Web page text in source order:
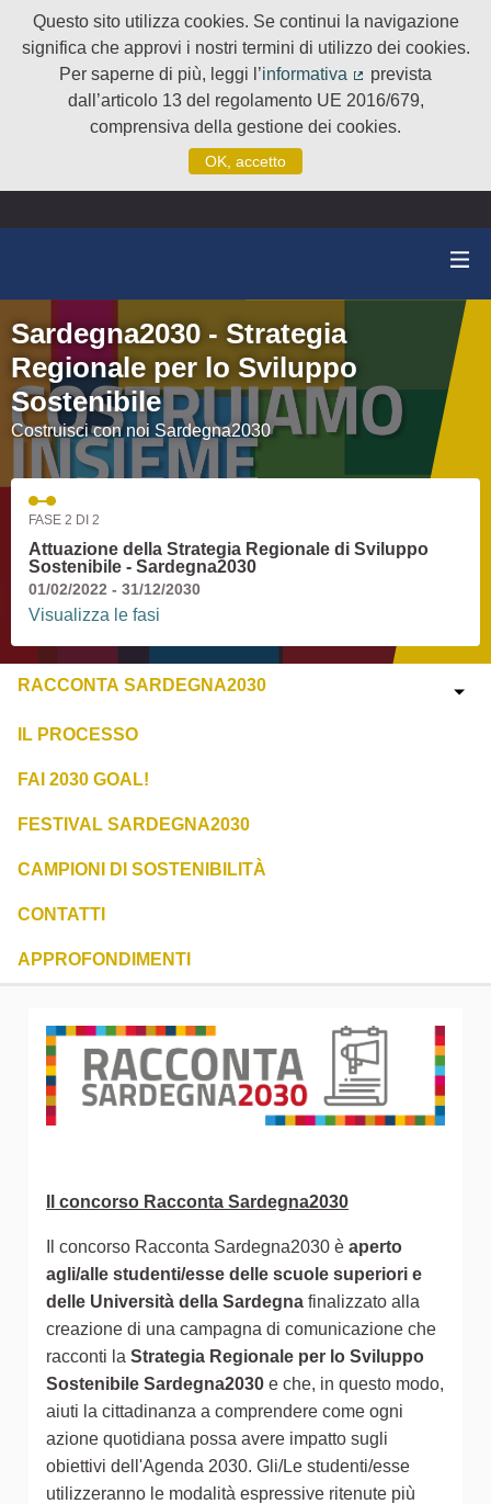
Questo sito utilizza cookies. Se continui la navigazione
significa che approvi i nostri termini di utilizzo dei cookies.
Per saperne di più, leggi l’informativa
(Collegamento
prevista
dall’articolo 13 del regolamento UE 2016/679,
comprensiva della gestione dei cookies.
OK, accetto
Sardegna2030 - Strategia
Regionale per lo Sviluppo
Sostenibile
Costruisci con noi Sardegna2030
FASE 2 DI 2
Attuazione della Strategia Regionale di Sviluppo
Sostenibile - Sardegna2030
01/02/2022 - 31/12/2030
Visualizza le fasi
RACCONTA SARDEGNA2030
IL PROCESSO
FAI 2030 GOAL!
FESTIVAL SARDEGNA2030
CAMPIONI DI SOSTENIBILITÀ
CONTATTI
APPROFONDIMENTI
Il concorso Racconta Sardegna2030
Il concorso Racconta Sardegna2030 è aperto
agli/alle studenti/esse delle scuole superiori e
delle Università della Sardegna finalizzato alla
creazione di una campagna di comunicazione che
racconti la Strategia Regionale per lo Sviluppo
Sostenibile Sardegna2030 e che, in questo modo,
aiuti la cittadinanza a comprendere come ogni
azione quotidiana possa avere impatto sugli
obiettivi dell'Agenda 2030. Gli/Le studenti/esse
utilizzeranno le modalità espressive ritenute più